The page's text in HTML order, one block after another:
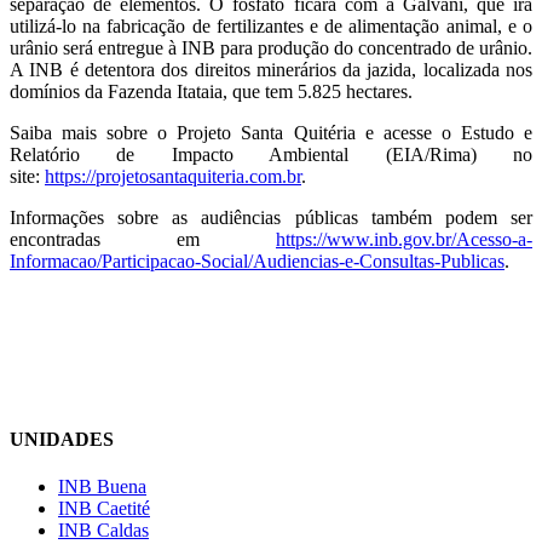
separação de elementos. O fosfato ficará com a Galvani, que irá
utilizá-lo na fabricação de fertilizantes e de alimentação animal, e o
urânio será entregue à INB para produção do concentrado de urânio.
A INB é detentora dos direitos minerários da jazida, localizada nos
domínios da Fazenda Itataia, que tem 5.825 hectares.
Saiba mais sobre o Projeto Santa Quitéria e acesse o Estudo e
Relatório de Impacto Ambiental (EIA/Rima) no
site: https://projetosantaquiteria.com.br.
Informações sobre as audiências públicas também podem ser
encontradas em https://www.inb.gov.br/Acesso-a-
Informacao/Participacao-Social/Audiencias-e-Consultas-Publicas.
UNIDADES
INB Buena
INB Caetité
INB Caldas